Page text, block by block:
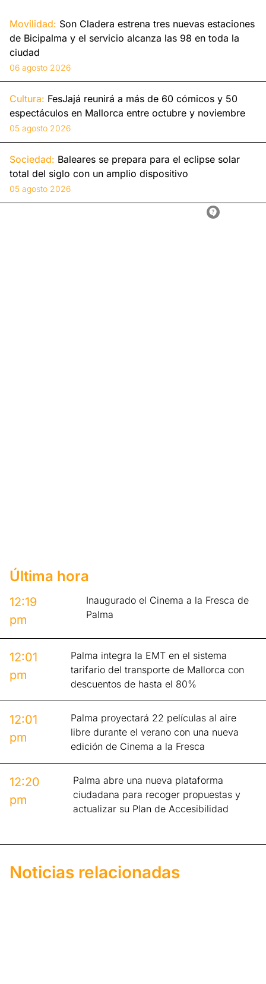
Movilidad: Son Cladera estrena tres nuevas estaciones
de Bicipalma y el servicio alcanza las 98 en toda la
ciudad
06 agosto 2026
Cultura: FesJajá reunirá a más de 60 cómicos y 50
espectáculos en Mallorca entre octubre y noviembre
05 agosto 2026
Sociedad: Baleares se prepara para el eclipse solar
total del siglo con un amplio dispositivo
05 agosto 2026
Última hora
12:19
pm
Inaugurado el Cinema a la Fresca de
Palma
12:01
pm
Palma integra la EMT en el sistema
tarifario del transporte de Mallorca con
descuentos de hasta el 80%
12:01
pm
Palma proyectará 22 películas al aire
libre durante el verano con una nueva
edición de Cinema a la Fresca
12:20
pm
Palma abre una nueva plataforma
ciudadana para recoger propuestas y
actualizar su Plan de Accesibilidad
Noticias relacionadas